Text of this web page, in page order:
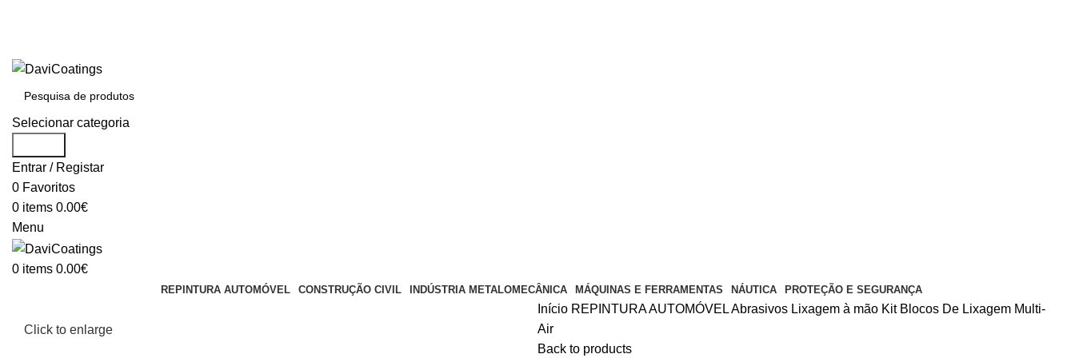
Selecionar categoria
Entrar / Registar
0 Favoritos
0 items 0.00€
Menu
0 items 0.00€
REPINTURA AUTOMÓVEL CONSTRUÇÃO CIVIL INDÚSTRIA METALOMECÂNICA MÁQUINAS E FERRAMENTAS NÁUTICA PROTEÇÃO E SEGURANÇA
Click to enlarge
Início REPINTURA AUTOMÓVELAbrasivos Lixagem à mão Kit Blocos De Lixagem Multi-
Air
Back to products